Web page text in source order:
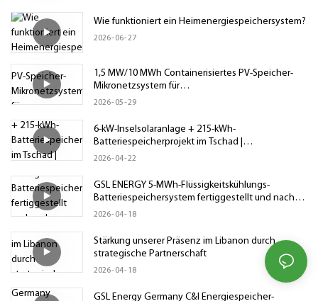
Wie funktioniert ein Heimenergiespeichersystem?
2026 06 27
1,5 MW/10 MWh Containerisiertes PV-Speicher-
Mikronetzsystem für
netzgekoppelte/netzunabhängige
2026 05 29
6-kW-Inselsolaranlage + 215-kWh-
Batteriespeicherprojekt im Tschad |
Niederspannungs-Energiespeichersystem
2026 04 22
GSL ENERGY 5-MWh-Flüssigkeitskühlungs-
Batteriespeichersystem fertiggestellt und nach
Osteuropa verschifft
2026 04 18
Stärkung unserer Präsenz im Libanon durch
strategische Partnerschaft
2026 04 18
GSL Energy Germany C&I Energiespeicher-